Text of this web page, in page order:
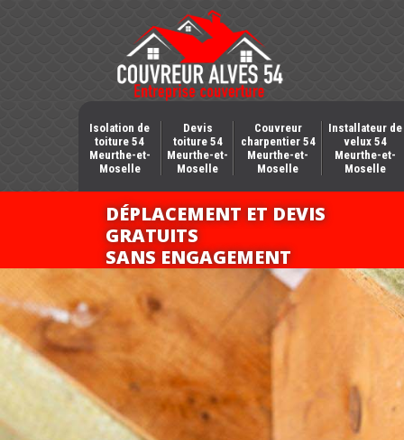
Isolation de
toiture 54
Meurthe-et-
Moselle
Devis
toiture 54
Meurthe-et-
Moselle
Couvreur
charpentier 54
Meurthe-et-
Moselle
Installateur de
velux 54
Meurthe-et-
Moselle
DÉPLACEMENT ET DEVIS
GRATUITS
SANS ENGAGEMENT